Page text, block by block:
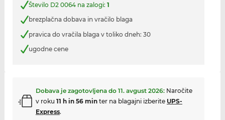
Število D2 0064 na zalogi: 1
brezplačna dobava in vračilo blaga
pravica do vračila blaga v toliko dneh: 30
ugodne cene
Dobava je zagotovljena do 11. avgust 2026: Naročite
v roku 11 h in 56 minter na blagajni izberite UPS-
Express.